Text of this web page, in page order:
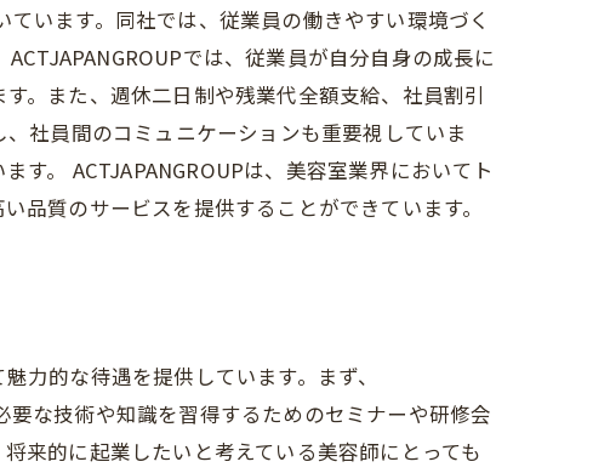
います。同社では、従業員の働きやすい環境づく
では、従業員が自分自身の成長に
。また、週休二日制や残業代全額支給、社員割引
社員間のコミュニケーションも重要視していま
。 ACTJAPANGROUPは、美容室業界においてト
品質のサービスを提供することができています。
力的な待遇を提供しています。まず、
な技術や知識を習得するためのセミナーや研修会
来的に起業したいと考えている美容師にとっても